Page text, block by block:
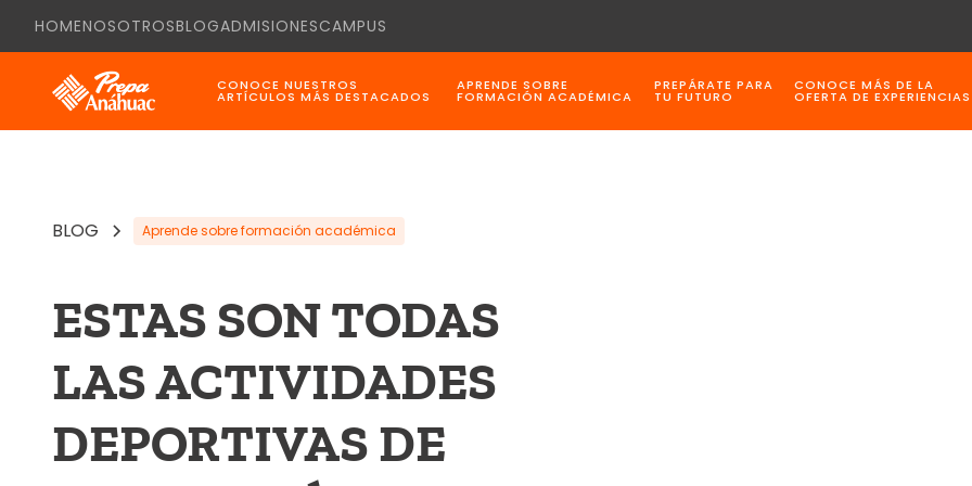
HOMENOSOTROSBLOGADMISIONESCAMPUS
CONOCE NUESTROS
ARTÍCULOS MÁS DESTACADOS
APRENDE SOBRE
FORMACIÓN ACADÉMICA
PREPÁRATE PARA
TU FUTURO
CONOCE MÁS DE LA
OFERTA DE EXPERIENCIAS
BLOG Aprende sobre formación académica
ESTAS SON TODAS
LAS ACTIVIDADES
DEPORTIVAS DE